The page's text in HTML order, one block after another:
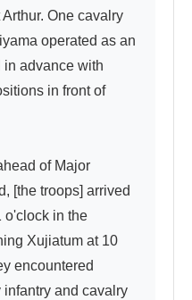
One cavalry
operated as an
in advance with
in front of
of Major
[the troops] arrived
o'clock in the
Xujiatum at 10
encountered
and cavalry